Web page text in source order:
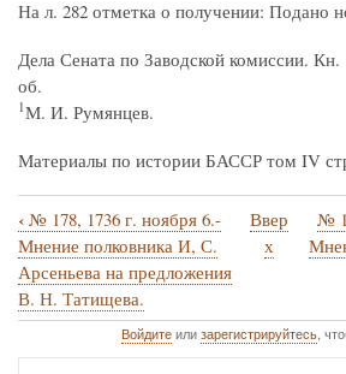
На л. 282 отметка о получении: Подано
Дела Сената по Заводской комиссии. Кн.
об.
1М. И. Румянцев.
Материалы по истории БАССР том IV
Перекрёстные
ссылки
книги
‹ № 178, 1736 г. ноября 6.-
Мнение полковника И, С.
Арсеньева на предложения
В. Н. Татищева.
Ввер
х
№
Войдитеилизарегистрируйтесь,